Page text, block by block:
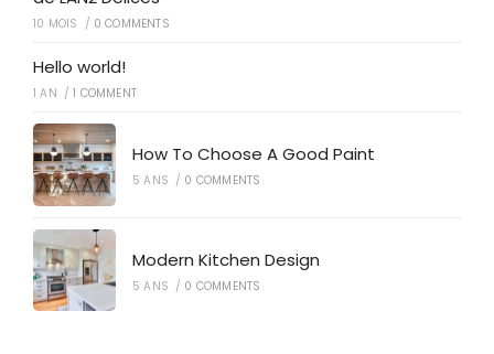
10 MOIS / 0 COMMENTS
Hello world!
1 AN / 1 COMMENT
How To Choose A Good Paint
5 ANS / 0 COMMENTS
Modern Kitchen Design
5 ANS / 0 COMMENTS